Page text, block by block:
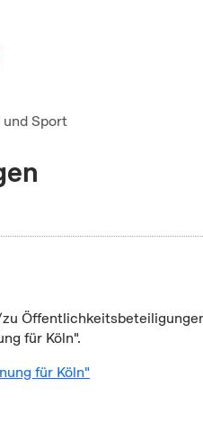
Sport
für Köln".
für Köln"